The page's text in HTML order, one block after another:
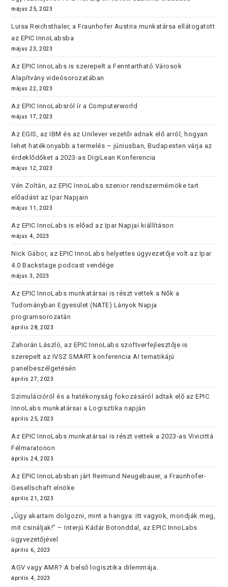
május 25, 2023
Luisa Reichsthaler, a Fraunhofer Austria munkatársa ellátogatott
az EPIC InnoLabsba
május 23, 2023
Az EPIC InnoLabs is szerepelt a Fenntartható Városok
Alapítvány videósorozatában
május 22, 2023
Az EPIC InnoLabsról ír a Computerworld
május 17, 2023
Az EGIS, az IBM és az Unilever vezetői adnak elő arról, hogyan
lehet hatékonyabb a termelés – júniusban, Budapesten várja az
érdeklődőket a 2023-as DigiLean Konferencia
május 12, 2023
Vén Zoltán, az EPIC InnoLabs szenior rendszermérnöke tart
előadást az Ipar Napjain
május 11, 2023
Az EPIC InnoLabs is előad az Ipar Napjai kiállításon
május 4, 2023
Nick Gábor, az EPIC InnoLabs helyettes ügyvezetője volt az Ipar
4.0 Backstage podcast vendége
május 3, 2023
Az EPIC InnoLabs munkatársai is részt vettek a Nők a
Tudományban Egyesület (NATE) Lányok Napja
programsorozatán
április 28, 2023
Zahorán László, az EPIC InnoLabs szoftverfejlesztője is
szerepelt az IVSZ SMART konferencia AI tematikájú
panelbeszélgetésén
április 27, 2023
Szimulációról és a hatékonyság fokozásáról adtak elő az EPIC
InnoLabs munkatársai a Logisztika napján
április 25, 2023
Az EPIC InnoLabs munkatársai is részt vettek a 2023-as Vivicittá
Félmaratonon
április 24, 2023
Az EPIC InnoLabsban járt Reimund Neugebauer, a Fraunhofer-
Gesellschaft elnöke
április 21, 2023
„Úgy akartam dolgozni, mint a hangya: itt vagyok, mondják meg,
mit csináljak!” – Interjú Kádár Botonddal, az EPIC InnoLabs
ügyvezetőjével
április 6, 2023
AGV vagy AMR? A belső logisztika dilemmája.
április 4, 2023